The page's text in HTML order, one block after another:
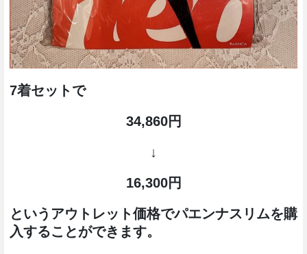
7着セットで
34,860円
↓
16,300円
というアウトレット価格でパエンナスリムを購
入することができます。